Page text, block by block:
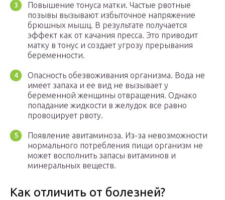
Повышение тонуса матки. Частые рвотные
позывы вызывают избыточное напряжение
брюшных мышц. В результате получается
эффект как от качания пресса. Это приводит
матку в тонус и создает угрозу прерывания
беременности.
Опасность обезвоживания организма. Вода не
имеет запаха и ее вид не вызывает у
беременной женщины отвращения. Однако
попадание жидкости в желудок все равно
провоцирует рвоту.
Появление авитаминоза. Из-за невозможности
нормального потребления пищи организм не
может восполнить запасы витаминов и
минеральных веществ.
Как отличить от болезней?